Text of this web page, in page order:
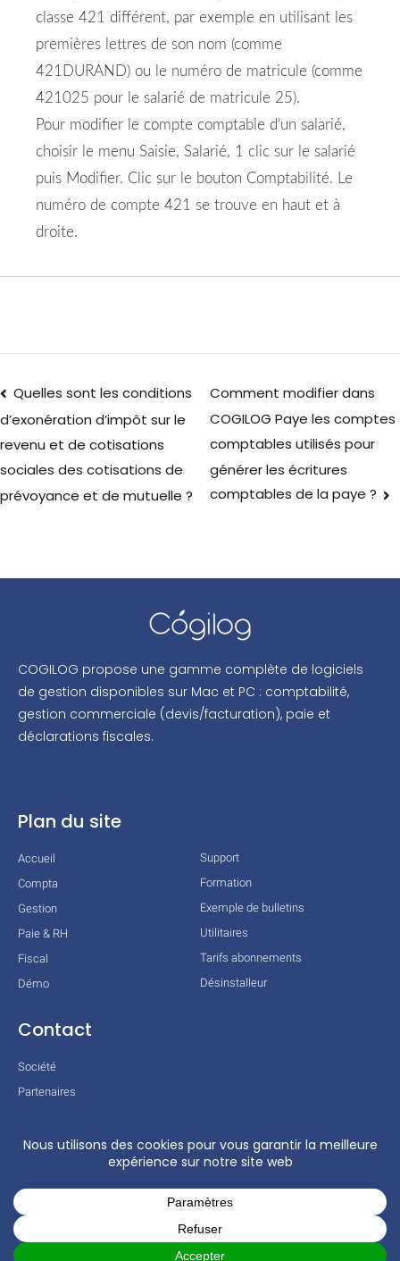
classe 421 différent, par exemple en utilisant les
premières lettres de son nom (comme
421DURAND) ou le numéro de matricule (comme
421025 pour le salarié de matricule 25).
Pour modifier le compte comptable d’un salarié,
choisir le menu Saisie, Salarié, 1 clic sur le salarié
puis Modifier. Clic sur le bouton Comptabilité. Le
numéro de compte 421 se trouve en haut et à
droite.
Quelles sont les conditions
d’exonération d’impôt sur le
revenu et de cotisations
sociales des cotisations de
prévoyance et de mutuelle ?
Comment modifier dans
COGILOG Paye les comptes
comptables utilisés pour
générer les écritures
comptables de la paye ?
COGILOG propose une gamme complète de logiciels
de gestion disponibles sur Mac et PC : comptabilité,
gestion commerciale (devis/facturation), paie et
déclarations fiscales.
Plan du site
Accueil
Compta
Gestion
Paie & RH
Fiscal
Démo
Support
Formation
Exemple de bulletins
Utilitaires
Tarifs abonnements
Désinstalleur
Contact
Société
Partenaires
Mentions légales
Conditions générales
Actualités
COPYRIGHT © 2026 TOUS DROITS RÉSERVÉS – COGILOG – 3 RUE DES